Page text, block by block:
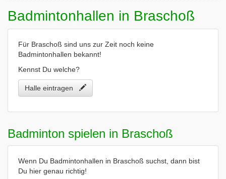
Badmintonhallen in Braschoß
Für Braschoß sind uns zur Zeit noch keine
Badmintonhallen bekannt!
Kennst Du welche?
Halle eintragen
Badminton spielen in Braschoß
Wenn Du Badmintonhallen in Braschoß suchst, dann bist
Du hier genau richtig!